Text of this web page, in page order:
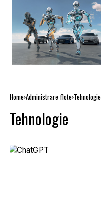
Home Administrare flote Tehnologie
Tehnologie